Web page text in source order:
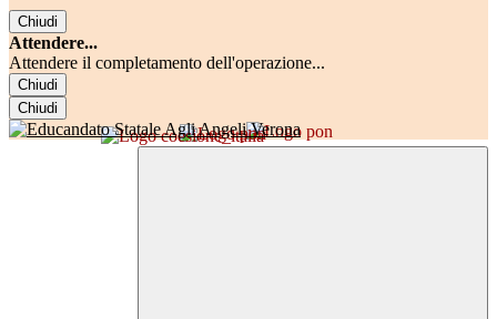
Chiudi
Attendere...
Attendere il completamento dell'operazione...
Chiudi
Chiudi